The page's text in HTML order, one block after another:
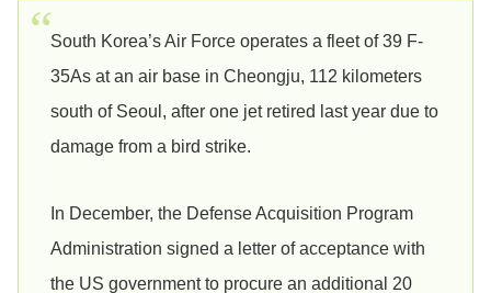
South Korea’s Air Force operates a fleet of 39 F-
35As at an air base in Cheongju, 112 kilometers
south of Seoul, after one jet retired last year due to
damage from a bird strike.
In December, the Defense Acquisition Program
Administration signed a letter of acceptance with
the US government to procure an additional 20